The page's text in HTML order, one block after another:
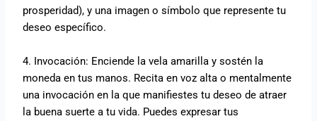
prosperidad), y una imagen o símbolo que represente tu
deseo específico.
4. Invocación: Enciende la vela amarilla y sostén la
moneda en tus manos. Recita en voz alta o mentalmente
una invocación en la que manifiestes tu deseo de atraer
la buena suerte a tu vida. Puedes expresar tus